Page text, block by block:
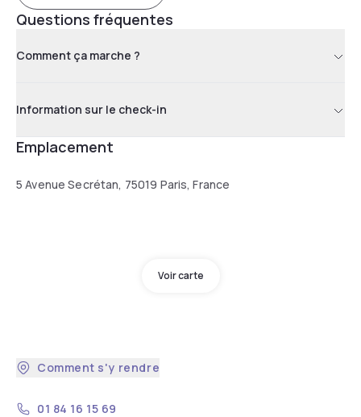
Questions fréquentes
Comment ça marche ?
Information sur le check-in
Emplacement
5 Avenue Secrétan, 75019 Paris, France
Voir carte
Comment s'y rendre
01 84 16 15 69